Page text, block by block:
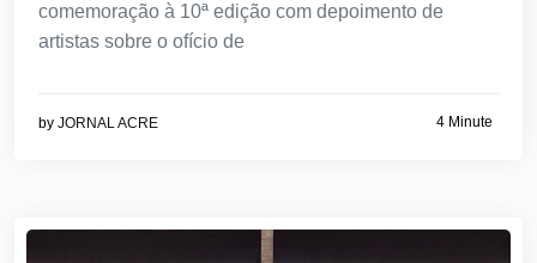
comemoração à 10ª edição com depoimento de
artistas sobre o ofício de
by JORNAL ACRE 4 Minute